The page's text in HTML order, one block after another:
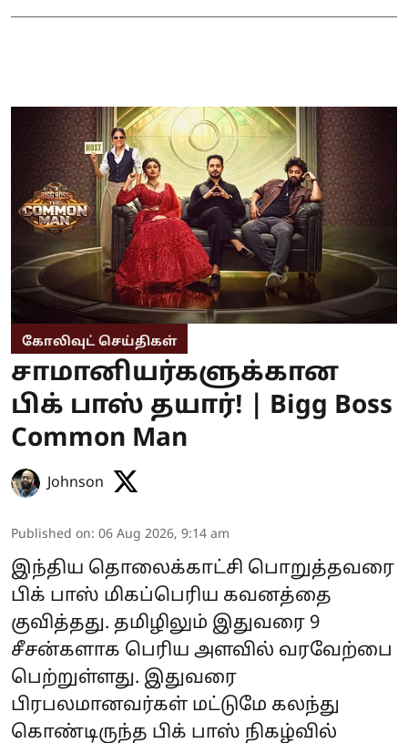
கோலிவுட் செய்திகள்
சாமானியர்களுக்கான
பிக் பாஸ் தயார்! | Bigg Boss
Common Man
Johnson
Published on: 06 Aug 2026, 9:14 am
இந்திய தொலைக்காட்சி பொறுத்தவரை
பிக் பாஸ் மிகப்பெரிய கவனத்தை
குவித்தது. தமிழிலும் இதுவரை 9
சீசன்களாக பெரிய அளவில் வரவேற்பை
பெற்றுள்ளது. இதுவரை
பிரபலமானவர்கள் மட்டுமே கலந்து
கொண்டிருந்த பிக் பாஸ் நிகழ்வில்